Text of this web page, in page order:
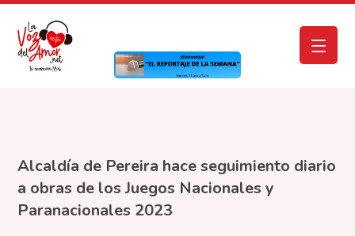
Alcaldía de Pereira hace seguimiento diario
a obras de los Juegos Nacionales y
Paranacionales 2023